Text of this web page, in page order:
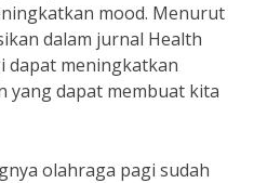
mood. Menurut
dalam jurnal Health
dapat meningkatkan
yang dapat membuat kita
olahraga pagi sudah